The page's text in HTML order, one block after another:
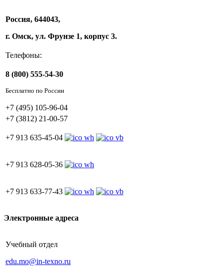
Россия, 644043,
г. Омск, ул. Фрунзе 1, корпус 3.
Телефоны:
8 (800) 555-54-30
Бесплатно по России
+7 (495) 105-96-04
+7 (3812) 21-00-57
+7 913 635-45-04
+7 913 628-05-36
+7 913 633-77-43
Электронные адреса
Учебный отдел
edu.mo@in-texno.ru